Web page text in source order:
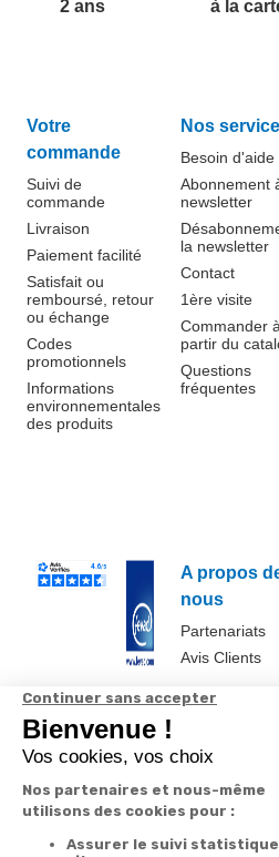
2 ans
à la
Votre
commande
Suivi de
commande
Livraison
Paiement facilité
Satisfait ou
remboursé, retour
ou échange
Codes
promotionnels
Informations
environnementales
des produits
Nos
Besoin d'aide
Abonnement
newsletter
la newsletter
Contact
1ère visite
Commander à
partir du
Questions
fréquentes
A propos
nous
Partenariats
Avis Clients
Données
personnelles et
cookies
Paramétrer
les cookies